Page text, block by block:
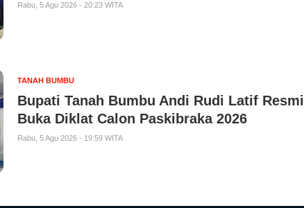
Rabu, 5 Agu 2026 - 20:23 WITA
TANAH BUMBU
Bupati Tanah Bumbu Andi Rudi Latif Resmi
Buka Diklat Calon Paskibraka 2026
Rabu, 5 Agu 2026 - 19:59 WITA